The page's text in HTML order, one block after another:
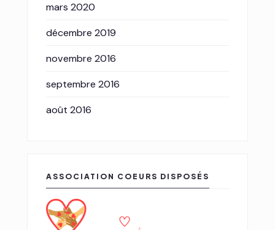
mars 2020
décembre 2019
novembre 2016
septembre 2016
août 2016
ASSOCIATION COEURS DISPOSÉS